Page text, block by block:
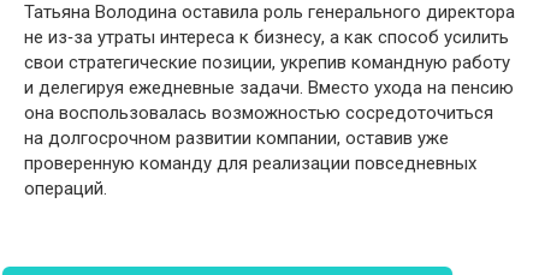
Татьяна Володина оставила роль генерального директора
не из‑за утраты интереса к бизнесу, а как способ усилить
свои стратегические позиции, укрепив командную работу
и делегируя ежедневные задачи. Вместо ухода на пенсию
она воспользовалась возможностью сосредоточиться
на долгосрочном развитии компании, оставив уже
проверенную команду для реализации повседневных
операций.